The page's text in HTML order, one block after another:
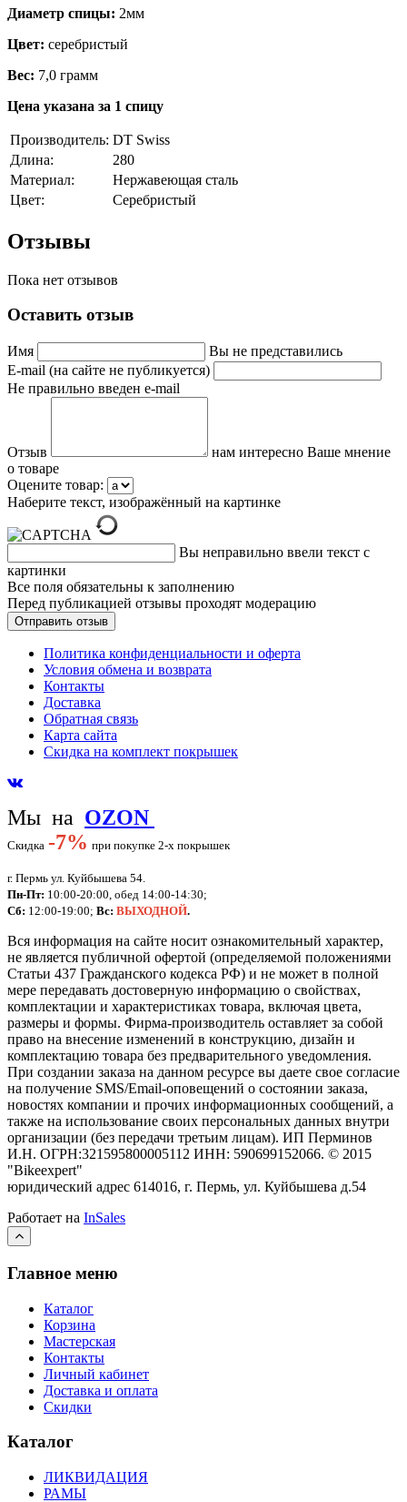
Диаметр спицы: 2мм
Цвет: серебристый
Вес: 7,0 грамм
Цена указана за 1 спицу
Производитель: DT Swiss
Длина:
280
Материал:
Нержавеющая сталь
Цвет:
Серебристый
Отзывы
Пока нет отзывов
Оставить отзыв
Имя
Вы не представились
E-mail (на сайте не публикуется)
Не правильно введен e-mail
Отзыв
нам интересно Ваше мнение
о товаре
Оцените товар:
Наберите текст, изображённый на картинке
Вы неправильно ввели текст с
картинки
Все поля обязательны к заполнению
Перед публикацией отзывы проходят модерацию
Политика конфиденциальности и оферта
Условия обмена и возврата
Контакты
Доставка
Обратная связь
Карта сайта
Скидка на комплект покрышек
Мы на OZON
Скидка -7% при покупке 2-х покрышек
г. Пермь ул. Куйбышева 54.
Пн-Пт: 10:00-20:00, обед 14:00-14:30;
Сб: 12:00-19:00; Вс: ВЫХОДНОЙ.
Вся информация на сайте носит ознакомительный характер,
не является публичной офертой (определяемой положениями
Статьи 437 Гражданского кодекса РФ) и не может в полной
мере передавать достоверную информацию о свойствах,
комплектации и характеристиках товара, включая цвета,
размеры и формы. Фирма-производитель оставляет за собой
право на внесение изменений в конструкцию, дизайн и
комплектацию товара без предварительного уведомления.
При создании заказа на данном ресурсе вы даете свое согласие
на получение SMS/Email-оповещений о состоянии заказа,
новостях компании и прочих информационных сообщений, а
также на использование своих персональных данных внутри
организации (без передачи третьим лицам). ИП Перминов
И.Н. ОГРН:321595800005112 ИНН: 590699152066. © 2015
"Bikeexpert"
юридический адрес 614016, г. Пермь, ул. Куйбышева д.54
Работает на InSales
Главное меню
Каталог
Корзина
Мастерская
Контакты
Личный кабинет
Доставка и оплата
Скидки
Каталог
ЛИКВИДАЦИЯ
РАМЫ